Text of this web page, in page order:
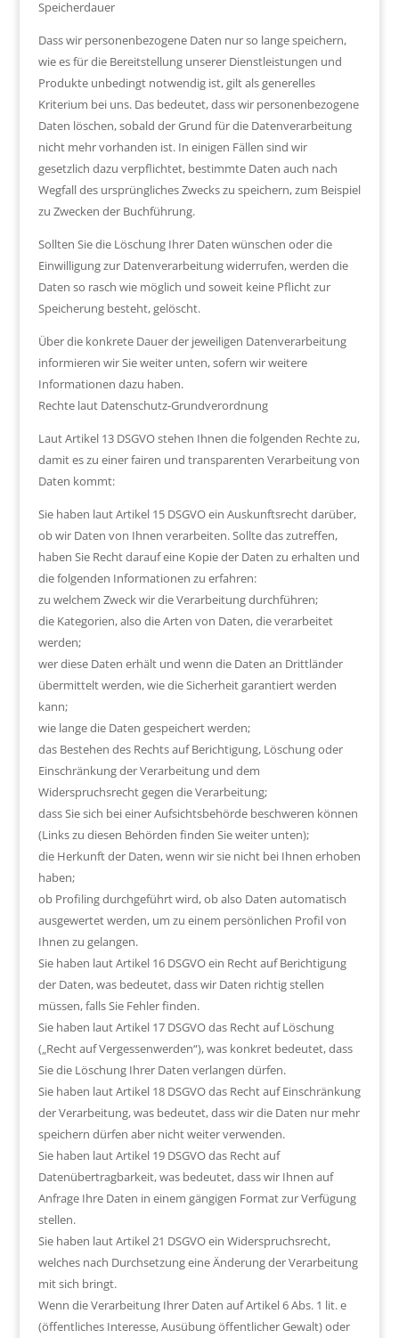
Speicherdauer
Dass wir personenbezogene Daten nur so lange speichern,
wie es für die Bereitstellung unserer Dienstleistungen und
Produkte unbedingt notwendig ist, gilt als generelles
Kriterium bei uns. Das bedeutet, dass wir personenbezogene
Daten löschen, sobald der Grund für die Datenverarbeitung
nicht mehr vorhanden ist. In einigen Fällen sind wir
gesetzlich dazu verpflichtet, bestimmte Daten auch nach
Wegfall des ursprüngliches Zwecks zu speichern, zum Beispiel
zu Zwecken der Buchführung.
Sollten Sie die Löschung Ihrer Daten wünschen oder die
Einwilligung zur Datenverarbeitung widerrufen, werden die
Daten so rasch wie möglich und soweit keine Pflicht zur
Speicherung besteht, gelöscht.
Über die konkrete Dauer der jeweiligen Datenverarbeitung
informieren wir Sie weiter unten, sofern wir weitere
Informationen dazu haben.
Rechte laut Datenschutz-Grundverordnung
Laut Artikel 13 DSGVO stehen Ihnen die folgenden Rechte zu,
damit es zu einer fairen und transparenten Verarbeitung von
Daten kommt:
Sie haben laut Artikel 15 DSGVO ein Auskunftsrecht darüber,
ob wir Daten von Ihnen verarbeiten. Sollte das zutreffen,
haben Sie Recht darauf eine Kopie der Daten zu erhalten und
die folgenden Informationen zu erfahren:
zu welchem Zweck wir die Verarbeitung durchführen;
die Kategorien, also die Arten von Daten, die verarbeitet
werden;
wer diese Daten erhält und wenn die Daten an Drittländer
übermittelt werden, wie die Sicherheit garantiert werden
kann;
wie lange die Daten gespeichert werden;
das Bestehen des Rechts auf Berichtigung, Löschung oder
Einschränkung der Verarbeitung und dem
Widerspruchsrecht gegen die Verarbeitung;
dass Sie sich bei einer Aufsichtsbehörde beschweren können
(Links zu diesen Behörden finden Sie weiter unten);
die Herkunft der Daten, wenn wir sie nicht bei Ihnen erhoben
haben;
ob Profiling durchgeführt wird, ob also Daten automatisch
ausgewertet werden, um zu einem persönlichen Profil von
Ihnen zu gelangen.
Sie haben laut Artikel 16 DSGVO ein Recht auf Berichtigung
der Daten, was bedeutet, dass wir Daten richtig stellen
müssen, falls Sie Fehler finden.
Sie haben laut Artikel 17 DSGVO das Recht auf Löschung
(„Recht auf Vergessenwerden“), was konkret bedeutet, dass
Sie die Löschung Ihrer Daten verlangen dürfen.
Sie haben laut Artikel 18 DSGVO das Recht auf Einschränkung
der Verarbeitung, was bedeutet, dass wir die Daten nur mehr
speichern dürfen aber nicht weiter verwenden.
Sie haben laut Artikel 19 DSGVO das Recht auf
Datenübertragbarkeit, was bedeutet, dass wir Ihnen auf
Anfrage Ihre Daten in einem gängigen Format zur Verfügung
stellen.
Sie haben laut Artikel 21 DSGVO ein Widerspruchsrecht,
welches nach Durchsetzung eine Änderung der Verarbeitung
mit sich bringt.
Wenn die Verarbeitung Ihrer Daten auf Artikel 6 Abs. 1 lit. e
(öffentliches Interesse, Ausübung öffentlicher Gewalt) oder